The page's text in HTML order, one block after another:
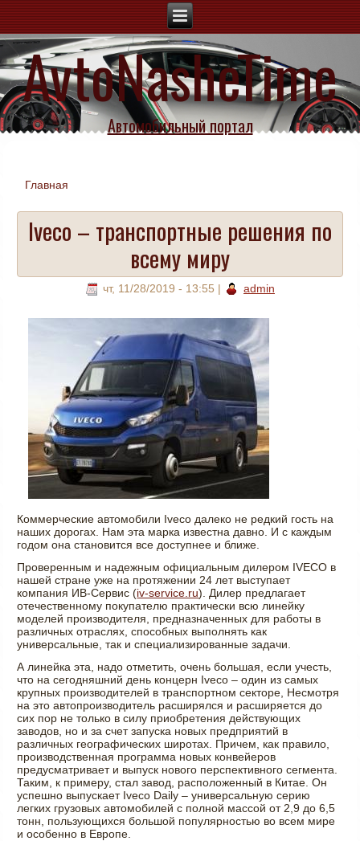
AvtoNasheTime
Автомобильный портал
Вы здесь
Главная
Iveco – транспортные решения по
всему миру
чт, 11/28/2019 - 13:55 | admin
Коммерческие автомобили Iveco далеко не редкий гость на
наших дорогах. Нам эта марка известна давно. И с каждым
годом она становится все доступнее и ближе.
Проверенным и надежным официальным дилером IVECO в
нашей стране уже на протяжении 24 лет выступает
компания ИВ-Сервис (iv-service.ru). Дилер предлагает
отечественному покупателю практически всю линейку
моделей производителя, предназначенных для работы в
различных отраслях, способных выполнять как
универсальные, так и специализированные задачи.
А линейка эта, надо отметить, очень большая, если учесть,
что на сегодняшний день концерн Iveco – один из самых
крупных производителей в транспортном секторе, Несмотря
на это автопроизводитель расширялся и расширяется до
сих пор не только в силу приобретения действующих
заводов, но и за счет запуска новых предприятий в
различных географических широтах. Причем, как правило,
производственная программа новых конвейеров
предусматривает и выпуск нового перспективного сегмента.
Таким, к примеру, стал завод, расположенный в Китае. Он
успешно выпускает Iveco Daily – универсальную серию
легких грузовых автомобилей с полной массой от 2,9 до 6,5
тонн, пользующихся большой популярностью во всем мире
и особенно в Европе.